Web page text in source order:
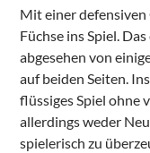
Mit einer
Füchse ins Spiel.
abgesehen von
auf beiden Seiten.
flüssiges Spiel ohne
allerdings weder
spielerisch zu